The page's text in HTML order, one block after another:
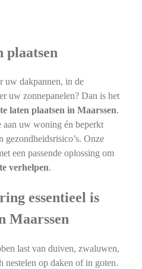
plaatsen
uw dakpannen, in de
uw zonnepanelen? Dan is het
laten plaatsen in Maarssen.
aan uw woning én beperkt
Onze
een passende oplossing om
verhelpen.
essentieel is
Maarssen
last van duiven, zwaluwen,
nestelen op daken of in goten.